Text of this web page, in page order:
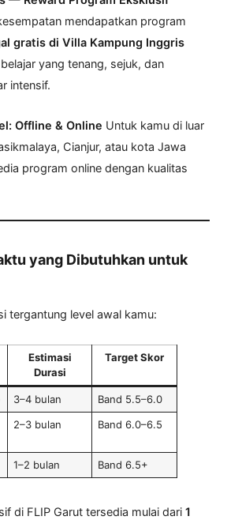
mendapatkan program
gratis di Villa Kampung Inggris
yang tenang, sejuk, dan
intensif.
Offline & Online Untuk kamu di luar
Cianjur, atau kota Jawa
program online dengan kualitas
yang Dibutuhkan untuk
tergantung level awal kamu:
Estimasi
Durasi
Target Skor
3–4 bulan
Band 5.5–6.0
2–3 bulan Band 6.0–6.5
1–2 bulan Band 6.5+
di FLIP Garut tersedia mulai dari1